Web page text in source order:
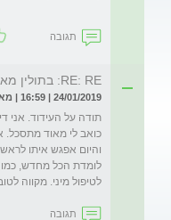
תגובה
RE: RE: בתולין מאוחר ופחד מזוגיות
24/01/2019 | 16:59 | מאת: התולין מאוחר ופחד מזוגיות
תודה על העידוד. אני
כואב לי מאוד מתסכל.
והיום אפגש איתו
לומדת הכל מחדש,
לטיפול מיני. מקווה
תגובה